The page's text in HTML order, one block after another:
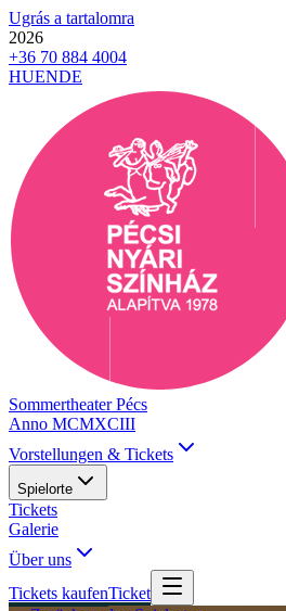
Ugrás a tartalomra
2026
+36 70 884 4004
HUENDE
Sommertheater Pécs
Anno MCMXCIII
Vorstellungen & Tickets
Spielorte
Tickets
Galerie
Über uns
Tickets kaufenTicket